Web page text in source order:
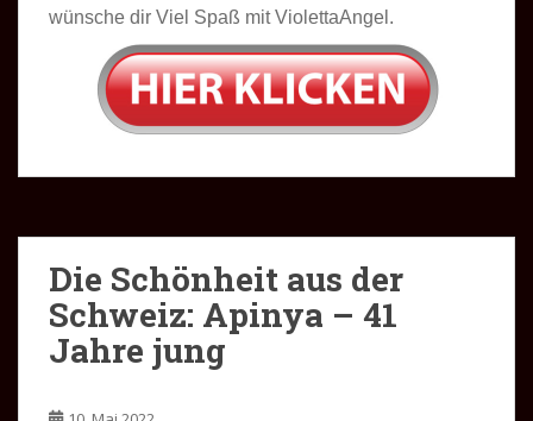
wünsche dir Viel Spaß mit ViolettaAngel.
Die Schönheit aus der
Schweiz: Apinya – 41
Jahre jung